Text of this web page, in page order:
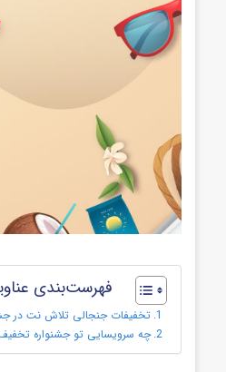
فهرست‌بندی
تخفیفات جنجالی تلاش نت در
چه سرویسایی تو جشنواره